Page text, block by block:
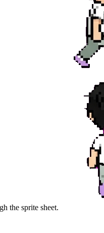
the sprite sheet.